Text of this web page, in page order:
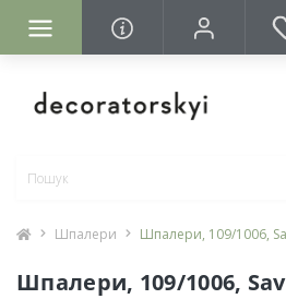
Шпалери Шпалери, 109/1006,
Шпалери, 109/1006,